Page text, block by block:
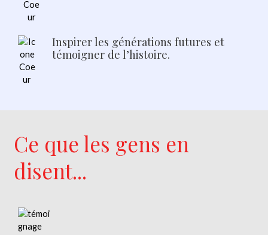
Inspirer les générations futures et
témoigner de l’histoire.
Ce que les gens en
disent...